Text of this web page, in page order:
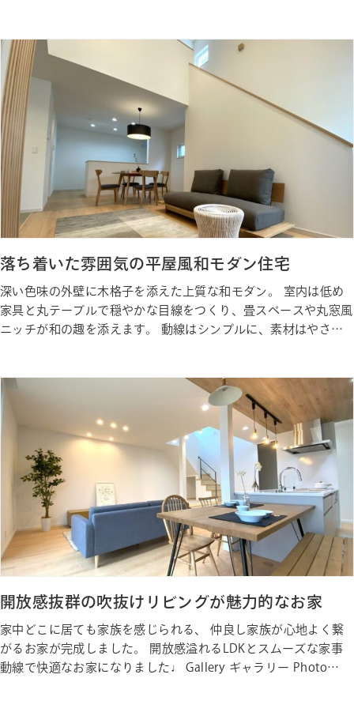
ギャラリー Photo Gallery ギャラリー Sta…
落ち着いた雰囲気の平屋風和モダン住宅
深い色味の外壁に木格子を添えた上質な和モダン。 室内は低め
家具と丸テーブルで穏やかな目線をつくり、畳スペースや丸窓風
ニッチが和の趣を添えます。 動線はシンプルに、素材はやさし
開放感抜群の吹抜けリビングが魅力的なお家
家中どこに居ても家族を感じられる、 仲良し家族が心地よく繋
がるお家が完成しました。 開放感溢れるLDKとスムーズな家事
動線で快適なお家になりました♩ Gallery ギャラリー Photo